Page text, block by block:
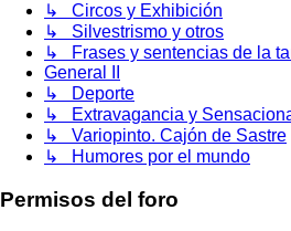
↳ Circos y Exhibición
↳ Silvestrismo y otros
↳ Frases y sentencias de la
General II
↳ Deporte
↳ Extravagancia y
↳ Variopinto. Cajón de Sastre
↳ Humores por el mundo
Permisos del foro